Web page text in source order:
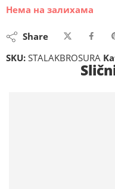
Нема на залихама
Share
SKU: STALAKBROSURA